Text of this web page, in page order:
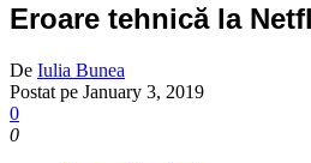
Eroare tehnică la
De Iulia Bunea
Postat pe January 3, 2019
0
0